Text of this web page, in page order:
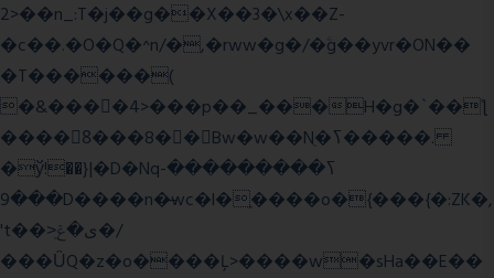
2>��n_:T�j��g��X��3�\x��Z-
�c��.�O�Q�^n/�,�rww�g�/�ۧg��yvr�ON��
�T������(
�&����4>���p��_���H�g�`��ƪ
����8َ���8� �󳳦Bw�w��Nֻ�ߖ�����.
�ў!��}|�D�Nqߖ���������-
���9D����n�̶wc�l�֑����o�{���{�:ZK�,
't��>͍ى�ݝ�/
���ǙQ�z�o����Ļ>����w�sHa��E��